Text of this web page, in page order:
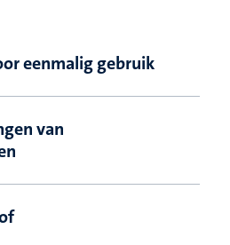
eenmalig gebruik
van